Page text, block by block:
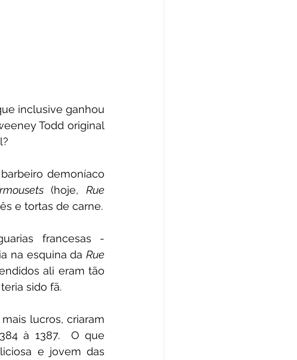
inclusive ganhou
Todd original
demoníaco
(hoje, Rue
e tortas de carne.
francesas -
na esquina da Rue
ali eram tão
sido fã.
lucros, criaram
à 1387.  O que
e jovem das